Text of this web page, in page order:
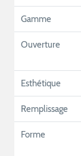
Gamme
Ouverture
Esthétique
Remplissage
Forme